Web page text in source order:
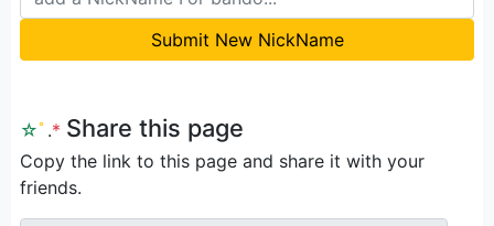
Submit New NickName
☆ﾟ .* Share this page
Copy the link to this page and share it with your
friends.